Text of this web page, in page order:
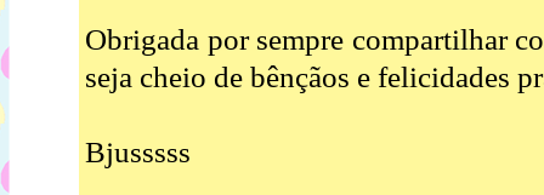
Obrigada por sempre compartilhar
seja cheio de bênçãos e felicidades
Bjusssss